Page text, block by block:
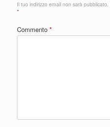
Il tuo indirizzo email non sarà pubblicato.
*
Commento *